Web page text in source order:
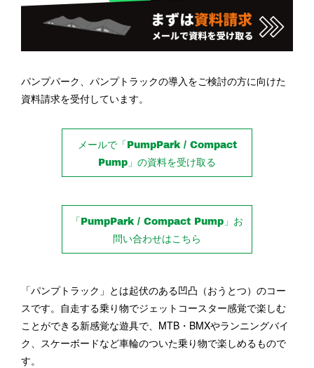
パンプパーク、パンプトラックの導入をご検討の方に向けた
資料請求を受付しています。
メールで「PumpPark / Compact
Pump」の資料を受け取る
「PumpPark / Compact Pump」お
問い合わせはこちら
「パンプトラック」とは起伏のある凹凸（おうとつ）のコー
スです。自走する乗り物でジェットコースター感覚で楽しむ
ことができる新感覚な遊具で、MTB・BMXやランニングバイ
ク、スケーボードなど車輪のついた乗り物で楽しめるもので
す。